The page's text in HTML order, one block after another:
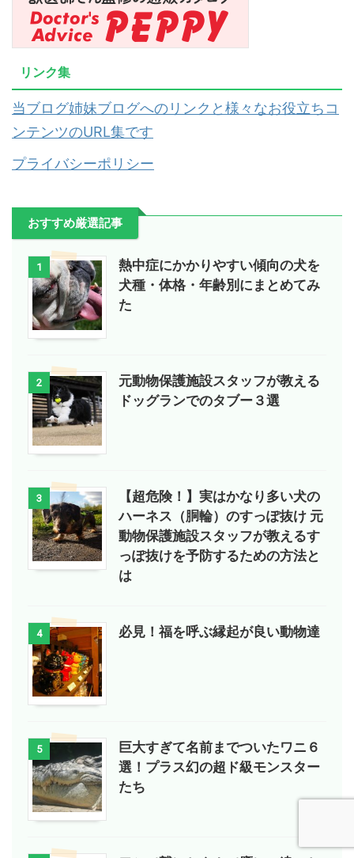
リンク集
当ブログ姉妹ブログへのリンクと様々なお役立ちコ
ンテンツのURL集です
プライバシーポリシー
おすすめ厳選記事
1
熱中症にかかりやすい傾向の犬を
犬種・体格・年齢別にまとめてみ
た
2
元動物保護施設スタッフが教える
ドッグランでのタブー３選
3
【超危険！】実はかなり多い犬の
ハーネス（胴輪）のすっぽ抜け 元
動物保護施設スタッフが教えるす
っぽ抜けを予防するための方法と
は
4 必見！福を呼ぶ縁起が良い動物達
5
巨大すぎて名前までついたワニ６
選！プラス幻の超ド級モンスター
たち